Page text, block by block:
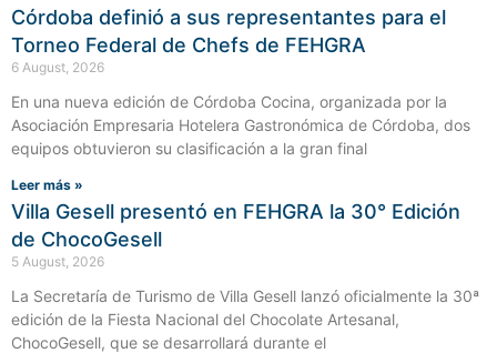
Córdoba definió a sus representantes para el
Torneo Federal de Chefs de FEHGRA
6 August, 2026
En una nueva edición de Córdoba Cocina, organizada por la
Asociación Empresaria Hotelera Gastronómica de Córdoba, dos
equipos obtuvieron su clasificación a la gran final
Leer más »
Villa Gesell presentó en FEHGRA la 30° Edición
de ChocoGesell
5 August, 2026
La Secretaría de Turismo de Villa Gesell lanzó oficialmente la 30ª
edición de la Fiesta Nacional del Chocolate Artesanal,
ChocoGesell, que se desarrollará durante el